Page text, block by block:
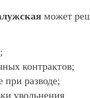
может
;
контрактов;
разводе;
увольнения